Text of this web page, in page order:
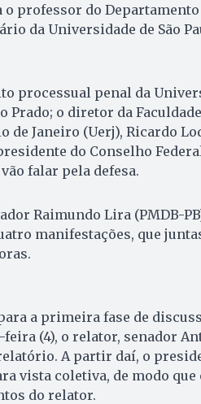
professor do Departamento
da Universidade de São
processual penal da
Prado; o diretor da
de Janeiro (Uerj), Ricardo
do Conselho
falar pela defesa.
Raimundo Lira (PMDB-
manifestações, que
a primeira fase de
(4), o relator, senador
A partir daí, o
vista coletiva, de modo que
do relator.